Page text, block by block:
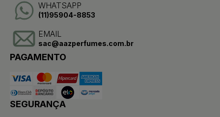
WHATSAPP
(11)95904-8853
EMAIL
sac@aazperfumes.com.br
PAGAMENTO
SEGURANÇA